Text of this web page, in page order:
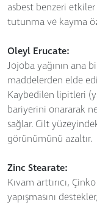
asbest benzeri
tutunma ve kayma
Oleyl Erucate:
Jojoba yağının ana
maddelerden elde
Kaybedilen lipitleri
bariyerini onararak
sağlar. Cilt
görünümünü azaltır.
Zinc Stearate:
Kıvam arttırıcı,
yapışmasını